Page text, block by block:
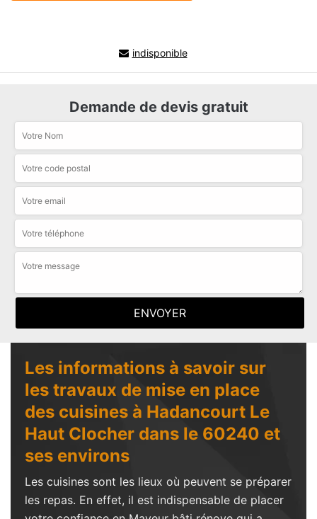
indisponible
Demande de devis gratuit
Les informations à savoir sur
les travaux de mise en place
des cuisines à Hadancourt Le
Haut Clocher dans le 60240 et
ses environs
Les cuisines sont les lieux où peuvent se préparer
les repas. En effet, il est indispensable de placer